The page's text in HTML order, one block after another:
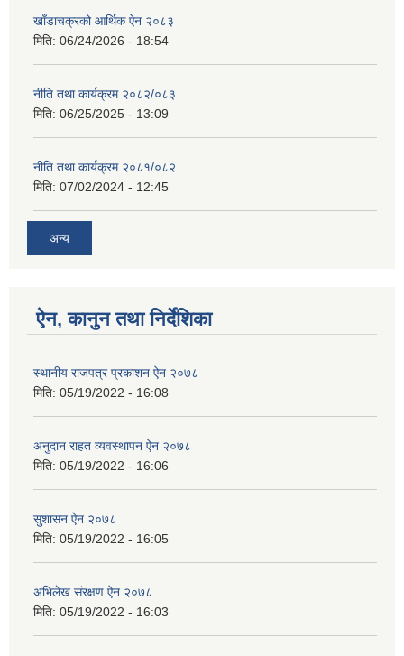
खाँडाचक्रको आर्थिक ऐन २०८३
मिति: 06/24/2026 - 18:54
नीति तथा कार्यक्रम २०८२/०८३
मिति: 06/25/2025 - 13:09
नीति तथा कार्यक्रम २०८१/०८२
मिति: 07/02/2024 - 12:45
अन्य
ऐन, कानुन तथा निर्देशिका
स्थानीय राजपत्र प्रकाशन ऐन २०७८
मिति: 05/19/2022 - 16:08
अनुदान राहत व्यवस्थापन ऐन २०७८
मिति: 05/19/2022 - 16:06
सुशासन ऐन २०७८
मिति: 05/19/2022 - 16:05
अभिलेख स‌ंरक्षण ऐन २०७८
मिति: 05/19/2022 - 16:03